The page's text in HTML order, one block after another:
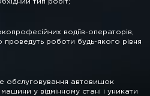
тип робіт;
водіїв-операторів,
проведуть роботи будь-якого рівня
обслуговування автовишок
у відмінному стані і уникати